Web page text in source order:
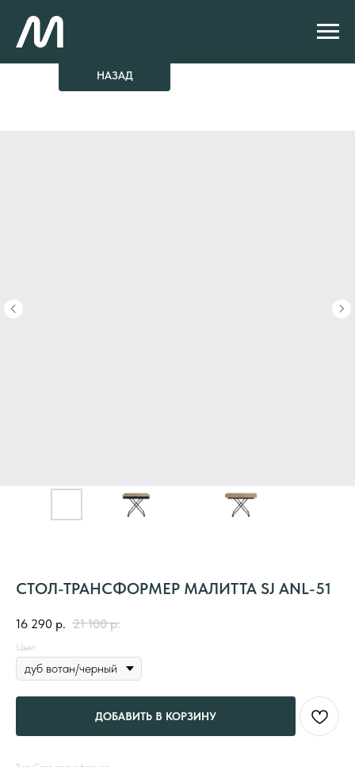
НАЗАД
СТОЛ-ТРАНСФОРМЕР МАЛИТТА SJ ANL-51
16 290 р. 21 100 р.
Цвет
ДОБАВИТЬ В КОРЗИНУ